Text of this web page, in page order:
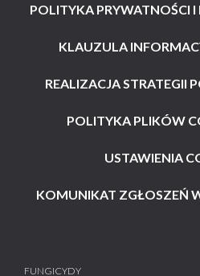
POLITYKA PRYWATNOŚCI
KLAUZULA
REALIZACJA STRATEGII
POLITYKA PLIKÓW
USTAWIENIA
KOMUNIKAT ZGŁOSZEŃ
FUNGICYDY